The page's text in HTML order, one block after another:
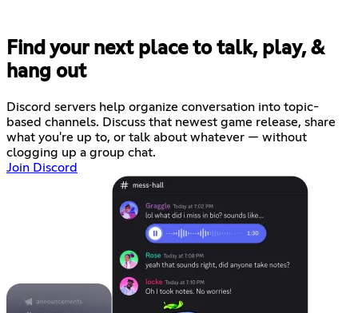
Find your next place to talk, play, &
hang out
Discord servers help organize conversation into topic-
based channels. Discuss that newest game release, share
what you're up to, or talk about whatever — without
clogging up a group chat.
Join Discord